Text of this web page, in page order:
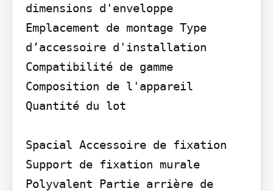
dimensions d'enveloppe
Emplacement de montage Type
d’accessoire d'installation
Compatibilité de gamme
Composition de l'appareil
Quantité du lot
Spacial Accessoire de fixation
Support de fixation murale
Polyvalent Partie arrière de